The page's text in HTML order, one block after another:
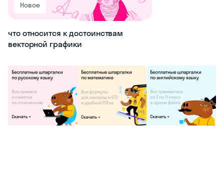
Новое
что относится к достоинствам
векторной графики